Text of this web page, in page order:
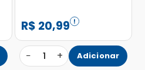
R$ 20,99
− 1 + Adicionar